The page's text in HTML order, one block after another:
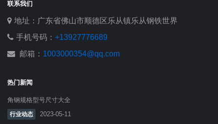
联系我们
地址：广东省佛山市顺德区乐从镇乐从钢铁世界
手机号码： +13927776689
邮箱： 1003000354@qq.com
热门新闻
角钢规格型号尺寸大全
行业动态 2023-05-11